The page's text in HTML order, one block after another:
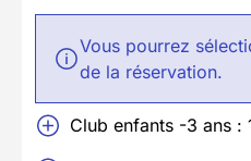
Vous pourrez
de la réservation.
Club enfants -3 ans :